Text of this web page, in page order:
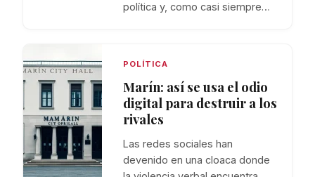
política y, como casi siempre…
POLÍTICA
Marín: así se usa el odio
digital para destruir a los
rivales
Las redes sociales han
devenido en una cloaca donde